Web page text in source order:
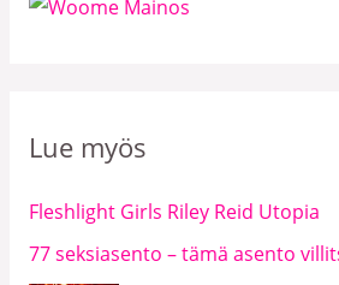
Lue myös
Fleshlight Girls Riley Reid Utopia
77 seksiasento – tämä asento